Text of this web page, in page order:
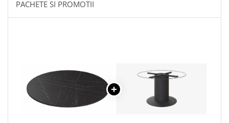
PACHETE SI PROMOTII